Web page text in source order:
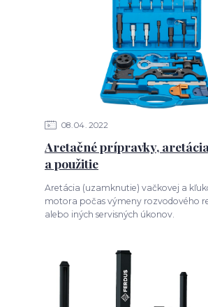
08 04 2022
Aretačné prípravky,
a použitie
Aretácia (uzamknutie) vačkovej a
motora počas výmeny rozvodového
alebo iných servisných úkonov.